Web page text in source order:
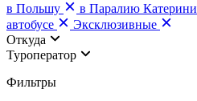
в Польшу
в Паралию Катерини
автобусе
Эксклюзивные
Откуда
Туроператор
Фильтры